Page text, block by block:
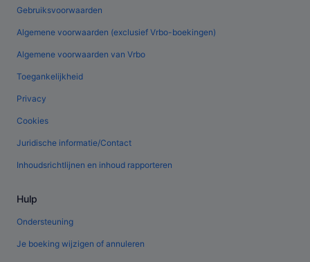
Gebruiksvoorwaarden
Algemene voorwaarden (exclusief Vrbo-boekingen)
Algemene voorwaarden van Vrbo
Toegankelijkheid
Privacy
Cookies
Juridische informatie/Contact
Inhoudsrichtlijnen en inhoud rapporteren
Hulp
Ondersteuning
Je boeking wijzigen of annuleren